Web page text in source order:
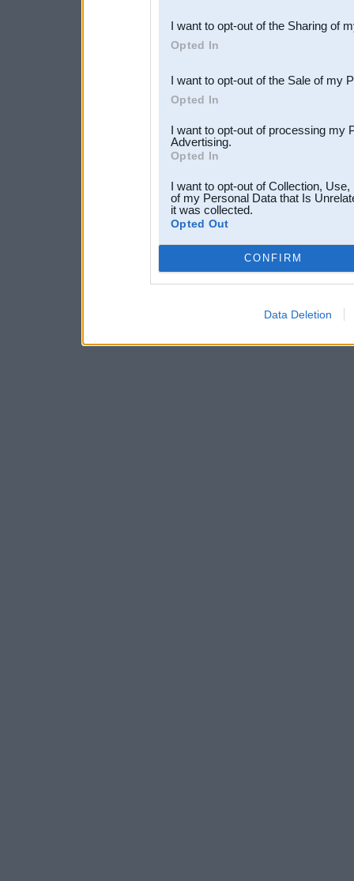
Downstream Participants
third parties.
I want to opt-out of the Sharing of
Opted In
I want to opt-out of the Sale of my
Opted In
I want to opt-out of processing my
Advertising.
Opted In
I want to opt-out of Collection,
of my Personal Data that Is
it was collected.
Opted Out
CONFIRM
Data Deletion